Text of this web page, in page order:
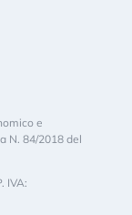
e
N. 84/2018 del
IVA: